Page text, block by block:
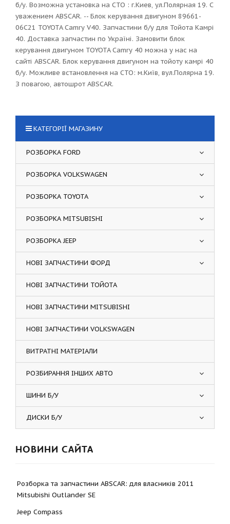
б/у. Возможна установка на СТО : г.Киев, ул.Полярная 19. С
уважением ABSCAR. -- Блок керування двигуном 89661-
06C21 TOYOTA Camry V40. Запчастини б/у для Тойота Камрі
40. Доставка запчастин по Україні. Замовити блок
керування двигуном TOYOTA Camry 40 можна у нас на
сайті ABSCAR. Блок керування двигуном на тойоту камрі 40
б/у. Можливе встановлення на СТО: м.Київ, вул.Полярна 19.
З повагою, автошрот ABSCAR.
КАТЕГОРІЇ МАГАЗИНУ
РОЗБОРКА FORD
РОЗБОРКА VOLKSWAGEN
РОЗБОРКА TOYOTA
РОЗБОРКА MITSUBISHI
РОЗБОРКА JEEP
НОВІ ЗАПЧАСТИНИ ФОРД
НОВІ ЗАПЧАСТИНИ ТОЙОТА
НОВІ ЗАПЧАСТИНИ MITSUBISHI
НОВІ ЗАПЧАСТИНИ VOLKSWAGEN
ВИТРАТНІ МАТЕРІАЛИ
РОЗБИРАННЯ ІНШИХ АВТО
ШИНИ Б/У
ДИСКИ Б/У
НОВИНИ САЙТА
Розборка та запчастини ABSCAR: для власників 2011
Mitsubishi Outlander SE
Jeep Compass